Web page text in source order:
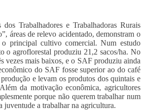
Trabalhadores e Trabalhadoras Rurais
áreas de relevo acidentado, demonstram o
o principal cultivo comercial. Num estudo
o agroflorestal produziu 21,2 sacos/ha. No
vezes mais baixos, e o SAF produziu ainda
do SAF fosse superior ao do café
e levam os produtos dos quintais e
da motivação econômica, agricultores
porque não querem trabalhar num
juventude a trabalhar na agricultura.